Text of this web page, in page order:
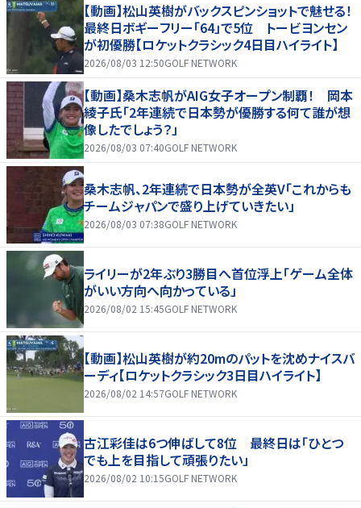
【動画】松山英樹がバックスピンショットで魅せる！
最終日ボギーフリー「64」で5位 トービヨンセン
が初優勝【ロケットクラシック4日目ハイライト】
2026/08/03 12:50GOLF NETWORK
【動画】桑木志帆がAIG女子オープン制覇！ 岡本
綾子氏「2年連続で日本勢が優勝する何て誰が想
像したでしょう？」
2026/08/03 07:40GOLF NETWORK
桑木志帆、2年連続で日本勢が全英V「これからも
チームジャパンで盛り上げていきたい」
2026/08/03 07:38GOLF NETWORK
ライリーが2年ぶり3勝目へ首位浮上「ゲーム全体
がいい方向へ向かっている」
2026/08/02 15:45GOLF NETWORK
【動画】松山英樹が約20mのパットを沈めナイスバ
ーディ【ロケットクラシック3日目ハイライト】
2026/08/02 14:57GOLF NETWORK
古江彩佳は6つ伸ばして8位 最終日は「ひとつ
でも上を目指して頑張りたい」
2026/08/02 10:15GOLF NETWORK